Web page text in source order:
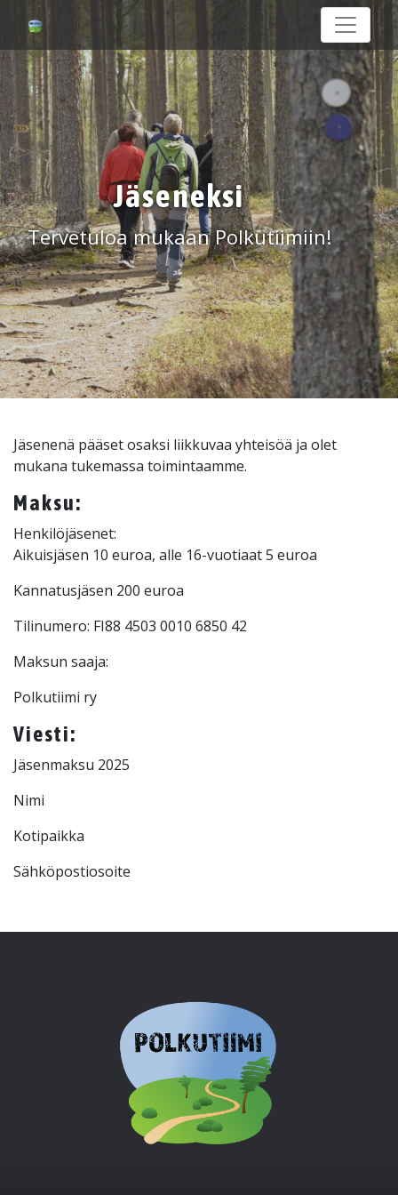
Jäseneksi
Tervetuloa mukaan Polkutiimiin!
Jäsenenä pääset osaksi liikkuvaa yhteisöä ja olet
mukana tukemassa toimintaamme.
Maksu:
Henkilöjäsenet:
Aikuisjäsen 10 euroa, alle 16-vuotiaat 5 euroa
Kannatusjäsen 200 euroa
Tilinumero: FI88 4503 0010 6850 42
Maksun saaja:
Polkutiimi ry
Viesti:
Jäsenmaksu 2025
Nimi
Kotipaikka
Sähköpostiosoite